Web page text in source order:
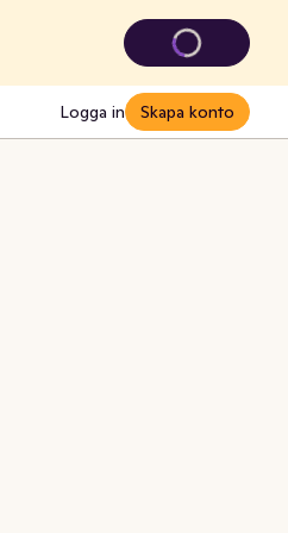
Logga in Skapa konto